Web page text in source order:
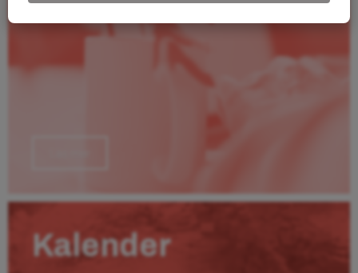
Kalender